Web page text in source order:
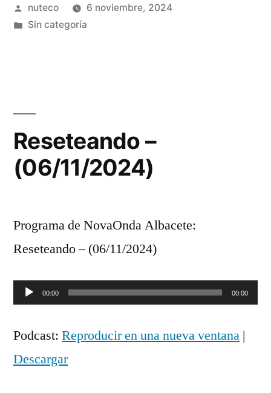
Publicada
por
nuteco
6 noviembre, 2024
Publicada
Sin categoría
Reseteando –
(06/11/2024)
Programa de NovaOnda Albacete:
Reseteando – (06/11/2024)
Reproductor
audio
00:00 00:00
Podcast: Reproducir en una nueva ventana |
Descargar